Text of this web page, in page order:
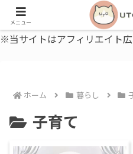
うとの部屋｜毎日に、ちょっと
※当サイトはアフィリエイト広
ホーム 暮らし
子育て
メニュー